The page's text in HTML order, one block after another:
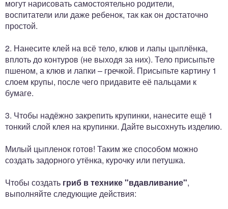
могут нарисовать самостоятельно родители,
воспитатели или даже ребенок, так как он достаточно
простой.
2. Нанесите клей на всё тело, клюв и лапы цыплёнка,
вплоть до контуров (не выходя за них). Тело присыпьте
пшеном, а клюв и лапки – гречкой. Присыпьте картину 1
слоем крупы, после чего придавите её пальцами к
бумаге.
3. Чтобы надёжно закрепить крупинки, нанесите ещё 1
тонкий слой клея на крупинки. Дайте высохнуть изделию.
Милый цыпленок готов! Таким же способом можно
создать задорного утёнка, курочку или петушка.
Чтобы создать гриб в технике "вдавливание",
выполняйте следующие действия: